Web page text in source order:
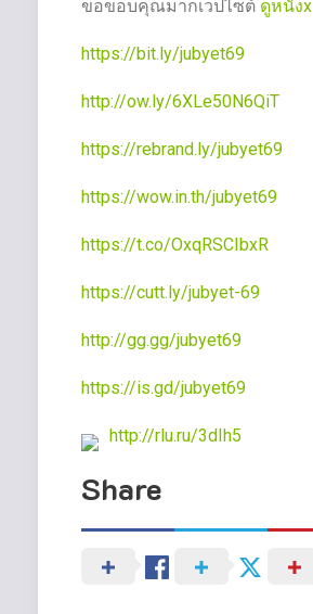
ขอขอบคุณมากเว็ปไซต์ ดูหนังx
https://bit.ly/jubyet69
http://ow.ly/6XLe50N6QiT
https://rebrand.ly/jubyet69
https://wow.in.th/jubyet69
https://t.co/OxqRSCIbxR
https://cutt.ly/jubyet-69
http://gg.gg/jubyet69
https://is.gd/jubyet69
http://rlu.ru/3dIh5
Share